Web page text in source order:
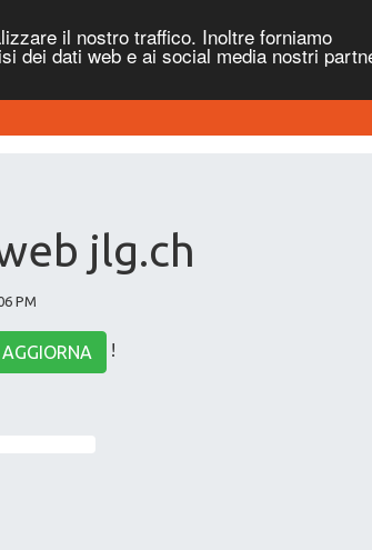
il nostro traffico. Inoltre forniamo
dei dati web e ai social media nostri
jlg.ch
PM
AGGIORNA !